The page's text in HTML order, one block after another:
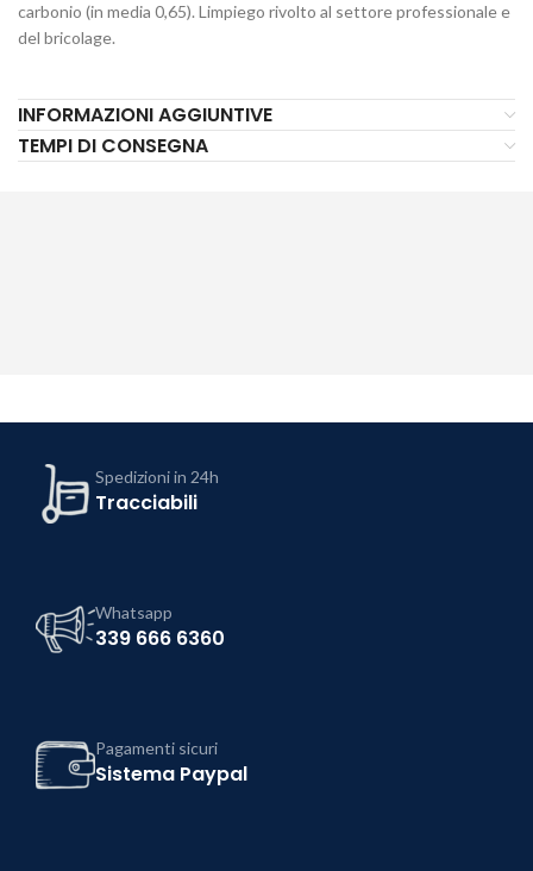
carbonio (in media 0,65). Limpiego rivolto al settore professionale e
del bricolage.
INFORMAZIONI AGGIUNTIVE
TEMPI DI CONSEGNA
Spedizioni in 24h
Tracciabili
Whatsapp
339 666 6360
Pagamenti sicuri
Sistema Paypal